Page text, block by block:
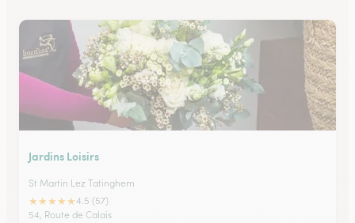
Jardins Loisirs
St Martin Lez Tatinghem
★★★★★4.5 (57)
54, Route de Calais